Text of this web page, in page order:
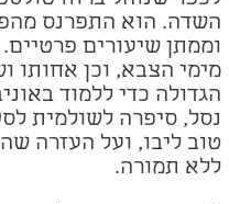
השדה. הוא התפרנס
וממתן שיעורים
מימי הצבא, וכן אחותו
הגדולה כדי ללמוד
נסל, סיפרה לשולמית
טוב ליבו, ועל העזרה
ללא תמורה.